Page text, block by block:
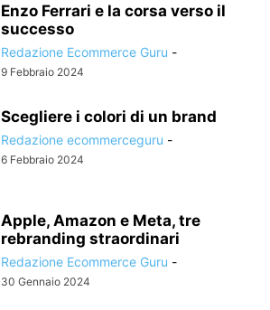
Enzo Ferrari e la corsa verso il
successo
Redazione Ecommerce Guru -
9 Febbraio 2024
Scegliere i colori di un brand
Redazione ecommerceguru -
6 Febbraio 2024
Apple, Amazon e Meta, tre
rebranding straordinari
Redazione Ecommerce Guru -
30 Gennaio 2024